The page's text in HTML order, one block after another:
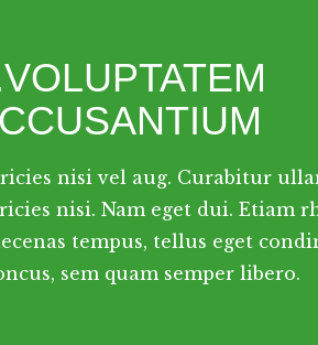
nisi vel aug. Curabitur
nisi. Nam eget dui. Etiam
tempus, tellus eget
sem quam semper libero.